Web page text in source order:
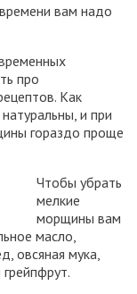
вам надо
про
Как
и при
гораздо проще
Чтобы убрать
мелкие
морщины вам
масло,
овсяная мука,